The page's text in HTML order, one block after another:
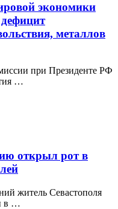
экономики
металлов
при Президенте РФ
…
открыл рот в
житель Севастополя
в …